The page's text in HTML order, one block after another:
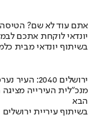
אתם עוד לא שם? הטיסה
יונדאי לוקחת אתכם
בשיתוף יונדאי מבית
ירושלים 2040: העיר נערכת ל- 1.5 מליון תושבים
מנכ"לית העירייה
הבא
בשיתוף עיריית ירושלים